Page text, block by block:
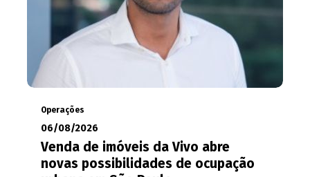
Operações
06/08/2026
Venda de imóveis da Vivo abre
novas possibilidades de ocupação